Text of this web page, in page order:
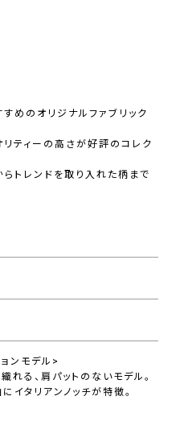
めのオリジナルファブリック
ティーの高さが好評のコレク
トレンドを取り入れた柄まで
ンモデル>
れる、肩パットのないモデル。
イタリアンノッチが特徴。